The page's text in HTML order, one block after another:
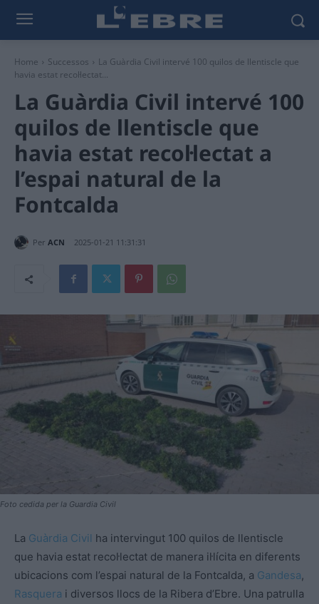
Home Successos
La Guàrdia Civil intervé 100 quilos de llentiscle que
havia estat recol·lectat...
La Guàrdia Civil intervé 100
quilos de llentiscle que
havia estat recol·lectat a
l’espai natural de la
Fontcalda
Per ACN 2025-01-21 11:31:31
Foto cedida per la Guardia Civil
La Guàrdia Civil ha intervingut 100 quilos de llentiscle
que havia estat recol·lectat de manera il·lícita en diferents
ubicacions com l’espai natural de la Fontcalda, a Gandesa,
Rasquera i diversos llocs de la Ribera d’Ebre. Una patrulla